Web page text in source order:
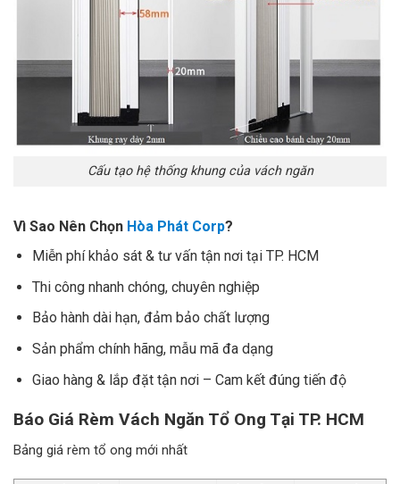
Cấu tạo hệ thống khung của vách ngăn
Vì Sao Nên Chọn Hòa Phát Corp?
Miễn phí khảo sát & tư vấn tận nơi tại TP. HCM
Thi công nhanh chóng, chuyên nghiệp
Bảo hành dài hạn, đảm bảo chất lượng
Sản phẩm chính hãng, mẫu mã đa dạng
Giao hàng & lắp đặt tận nơi – Cam kết đúng tiến độ
Báo Giá Rèm Vách Ngăn Tổ Ong Tại TP. HCM
Bảng giá rèm tổ ong mới nhất